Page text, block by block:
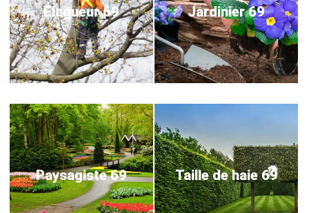
Elagueur 69 Jardinier 69
Paysagiste 69 Taille de haie 69